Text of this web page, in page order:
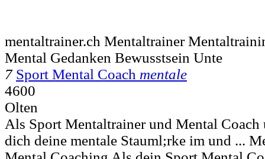
mentaltrainer.ch Mentaltrainer
Mental Gedanken Bewusstsein Unte
7 Sport Mental Coach mentale
4600
Olten
Als Sport Mentaltrainer und Mental
dich deine mentale Stauml;rke im und ...